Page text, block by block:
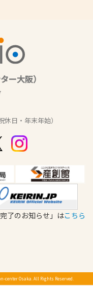
ー大阪）
日・年末年始）
了のお知らせ」はこちら
center Osaka. All Rights Reserved.